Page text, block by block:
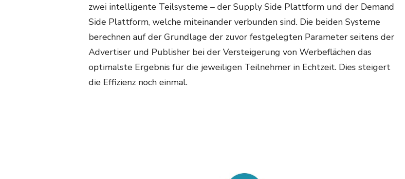
zwei intelligente Teilsysteme – der Supply Side Plattform und der Demand
Side Plattform, welche miteinander verbunden sind. Die beiden Systeme
berechnen auf der Grundlage der zuvor festgelegten Parameter seitens der
Advertiser und Publisher bei der Versteigerung von Werbeflächen das
optimalste Ergebnis für die jeweiligen Teilnehmer in Echtzeit. Dies steigert
die Effizienz noch einmal.